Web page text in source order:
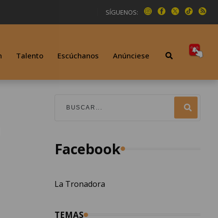
SÍGUENOS:
Talento Escúchanos Anúnciese
Facebook
La Tronadora
TEMAS